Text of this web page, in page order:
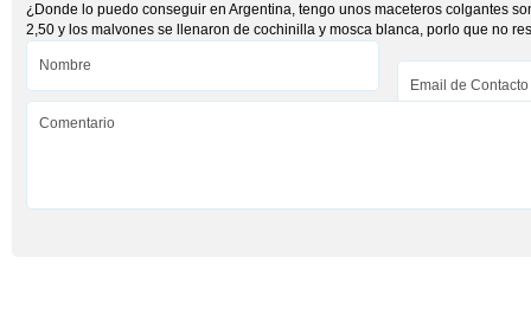
¿Donde lo puedo conseguir en Argentina, tengo unos maceteros colgantes
2,50 y los malvones se llenaron de cochinilla y mosca blanca, porlo que no